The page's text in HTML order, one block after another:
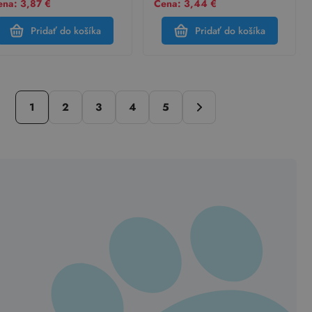
3,87 €
Pridať do košíka
Cena: 3,44 €
Pridať do košíka
1 2 3 4 5